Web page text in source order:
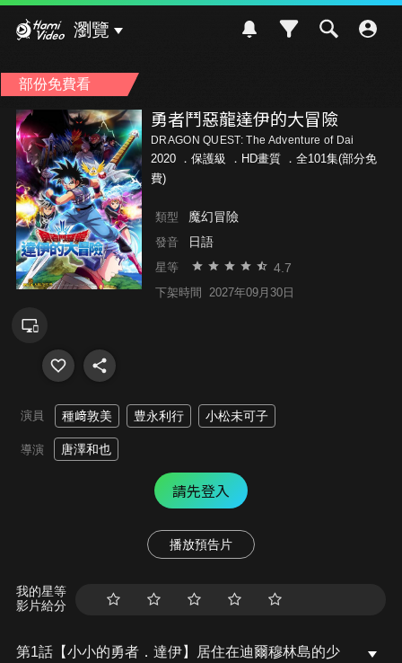
瀏覽
部份免費看
勇者鬥惡龍達伊的大冒險
DRAGON QUEST: The Adventure of Dai
2020 ． 保護級
．HD畫質 ．全101集(部分免
費)
類型 魔幻冒險
發音 日語
星等 4.7
下架時間 2027年09月30日
演員 種﨑敦美 豊永利行 小松未可子
導演 唐澤和也
請先登入
播放預告片
我的星等
影片給分
第1話【小小的勇者．達伊】居住在迪爾穆林島的少